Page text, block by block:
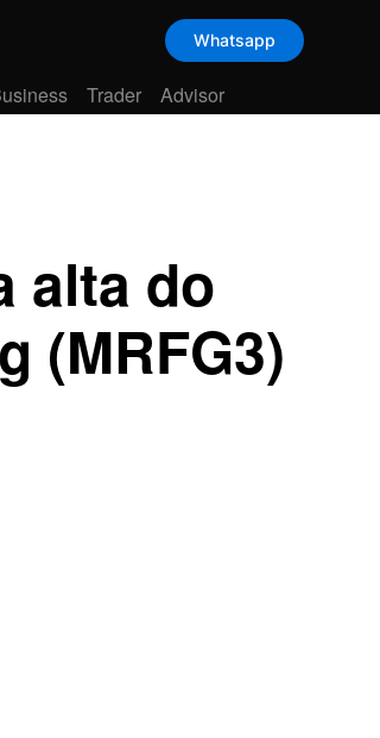
Whatsapp
Trader Advisor
alta do
(MRFG3)